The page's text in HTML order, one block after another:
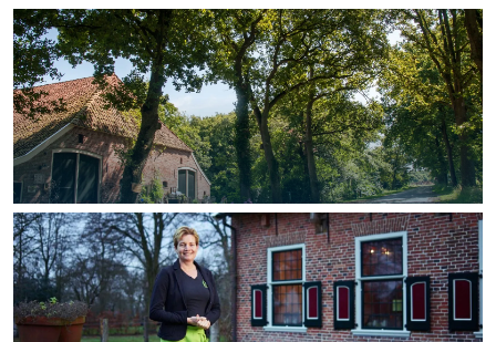
weidsheid van het ommeland en de
sporen van een eeuwenoud verleden.
Stad
Provincie
Waddenkust
Natuurgebieden
WAT TE DOEN